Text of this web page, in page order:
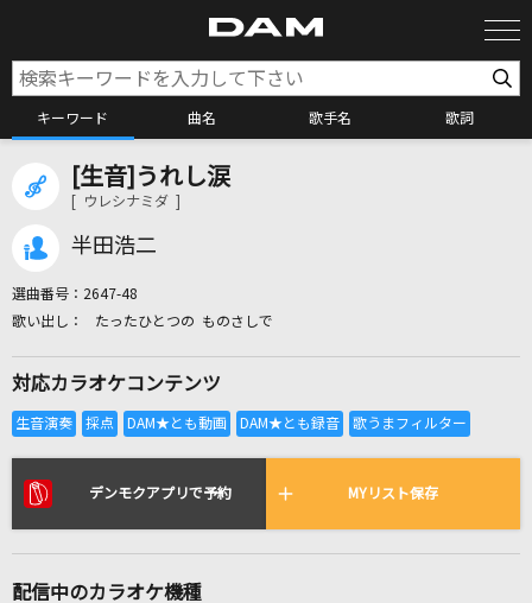
キーワード 曲名 歌手名 歌詞
カラオケ検索
全国りれき
リアルタイムで歌われている曲の一覧
[生音]うれし涙
[ ウレシナミダ ]
半田浩二
選曲番号： 2647-48
たったひとつの ものさしで
対応カラオケコンテンツ
デンモクアプリで予約 MYリスト保存
配信中のカラオケ機種